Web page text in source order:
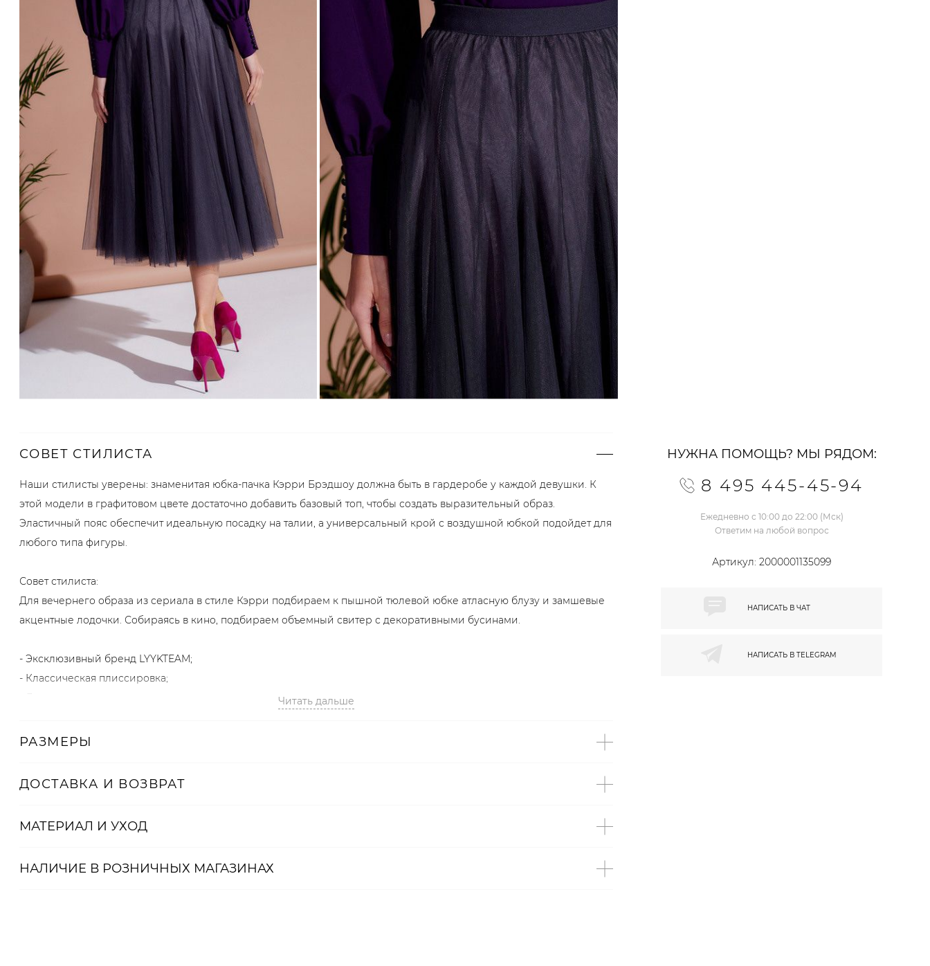
СОВЕТ СТИЛИСТА
Наши стилисты уверены: знаменитая юбка-пачка Кэрри Брэдшоу должна быть в гардеробе у каждой девушки. К
этой модели в графитовом цвете достаточно добавить базовый топ, чтобы создать выразительный образ.
Эластичный пояс обеспечит идеальную посадку на талии, а универсальный крой с воздушной юбкой подойдет для
любого типа фигуры.
Совет стилиста:
Для вечернего образа из сериала в стиле Кэрри подбираем к пышной тюлевой юбке атласную блузу и замшевые
акцентные лодочки. Собираясь в кино, подбираем объемный свитер с декоративными бусинами.
- Эксклюзивный бренд LYYKTEAM;
- Классическая плиссировка;
- Плотная нижняя юбка;
Образ
2000001135099
Читать дальше
РАЗМЕРЫ
ДОСТАВКА И ВОЗВРАТ
МАТЕРИАЛ И УХОД
НАЛИЧИЕ В РОЗНИЧНЫХ МАГАЗИНАХ
НУЖНА ПОМОЩЬ? МЫ РЯДОМ:
8 495 445-45-94
Ежедневно с 10:00 до 22:00 (Мск)
Ответим на любой вопрос
Артикул:2000001135099
НАПИСАТЬ В ЧАТ
НАПИСАТЬ В TELEGRAM